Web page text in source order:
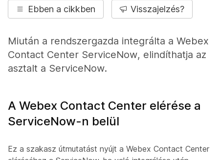
Ebben a cikkben Visszajelzés?
Miután a rendszergazda integrálta a Webex
Contact Center ServiceNow, elindíthatja az
asztalt a ServiceNow.
A Webex Contact Center elérése a
ServiceNow-n belül
Ez a szakasz útmutatást nyújt a Webex Contact Center